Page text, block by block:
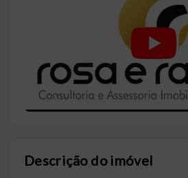
Descrição do imóvel